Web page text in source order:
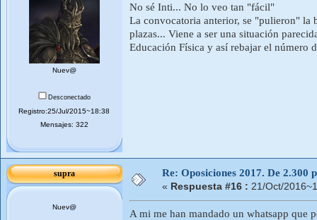
Nuev@
Desconectado
Registro:25/Jul/2015~18:38
Mensajes: 322
No sé Inti... No lo veo tan "fácil"
La convocatoria anterior, se "pulieron" la
plazas... Viene a ser una situación
Educación Física y así rebajar el número
supra
Nuev@
Re: Oposiciones 2017. De 2.300
« Respuesta #16 : 21/Oct/
A mi me han mandado un whatsapp que